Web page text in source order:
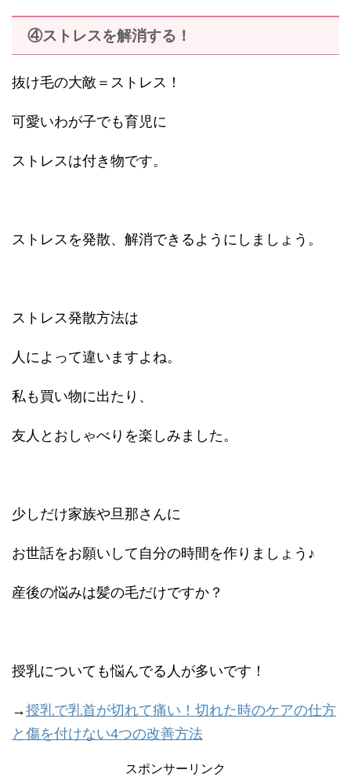
④ストレスを解消する！
抜け毛の大敵＝ストレス！
可愛いわが子でも育児に
ストレスは付き物です。
ストレスを発散、解消できるようにしましょう。
ストレス発散方法は
人によって違いますよね。
私も買い物に出たり、
友人とおしゃべりを楽しみました。
少しだけ家族や旦那さんに
お世話をお願いして自分の時間を作りましょう♪
産後の悩みは髪の毛だけですか？
授乳についても悩んでる人が多いです！
→授乳で乳首が切れて痛い！切れた時のケアの仕方
と傷を付けない4つの改善方法
スポンサーリンク